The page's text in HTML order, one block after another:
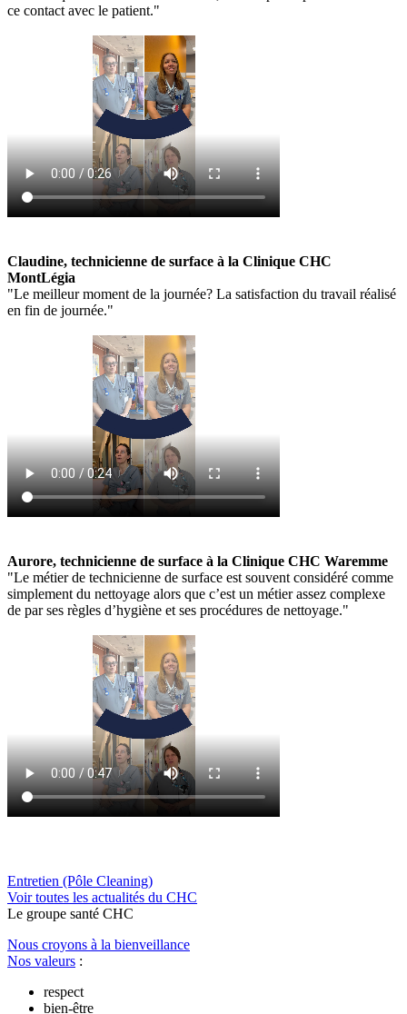
ce contact avec le patient."
Claudine, technicienne de surface à la Clinique CHC
MontLégia
"Le meilleur moment de la journée? La satisfaction du travail réalisé
en fin de journée."
Aurore, technicienne de surface à la Clinique CHC Waremme
"Le métier de technicienne de surface est souvent considéré comme
simplement du nettoyage alors que c’est un métier assez complexe
de par ses règles d’hygiène et ses procédures de nettoyage."
Entretien (Pôle Cleaning)
Voir toutes les actualités du CHC
Le groupe santé CHC
Nous croyons à la bienveillance
Nos valeurs :
respect
bien-être